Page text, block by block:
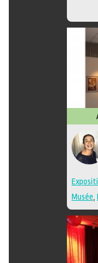
Musée